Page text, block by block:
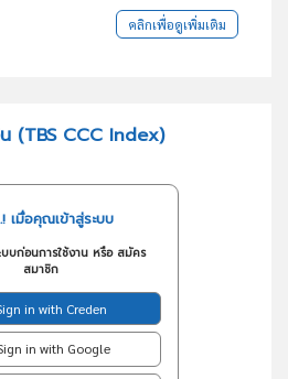
คลิกเพื่อดูเพิ่มเติม
(TBS CCC Index)
เมื่อคุณเข้าสู่ระบบ
บบก่อนการใช้งาน หรือ สมัคร
สมาชิก
in with Creden
in with Google